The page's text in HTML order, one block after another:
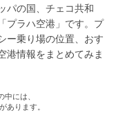
パの国、チェコ共和
プラハ空港」です。プ
ー乗り場の位置、おす
港情報をまとめてみま
には、
あります。